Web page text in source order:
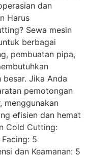
dan
Harus
Sewa mesin
berbagai
pembuatan pipa,
Jika Anda
pemotongan
menggunakan
efisien dan hemat
Cold Cutting:
5
dan Keamanan: 5